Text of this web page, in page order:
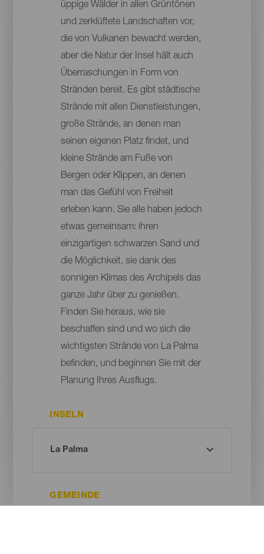
üppige Wälder in allen Grüntönen
und zerklüftete Landschaften vor,
die von Vulkanen bewacht werden,
aber die Natur der Insel hält auch
Überraschungen in Form von
Stränden bereit. Es gibt städtische
Strände mit allen Dienstleistungen,
große Strände, an denen man
seinen eigenen Platz findet, und
kleine Strände am Fuße von
Bergen oder Klippen, an denen
man das Gefühl von Freiheit
erleben kann. Sie alle haben jedoch
etwas gemeinsam: ihren
einzigartigen schwarzen Sand und
die Möglichkeit, sie dank des
sonnigen Klimas des Archipels das
ganze Jahr über zu genießen.
Finden Sie heraus, wie sie
beschaffen sind und wo sich die
wichtigsten Strände von La Palma
befinden, und beginnen Sie mit der
Planung Ihres Ausflugs.
INSELN
GEMEINDE